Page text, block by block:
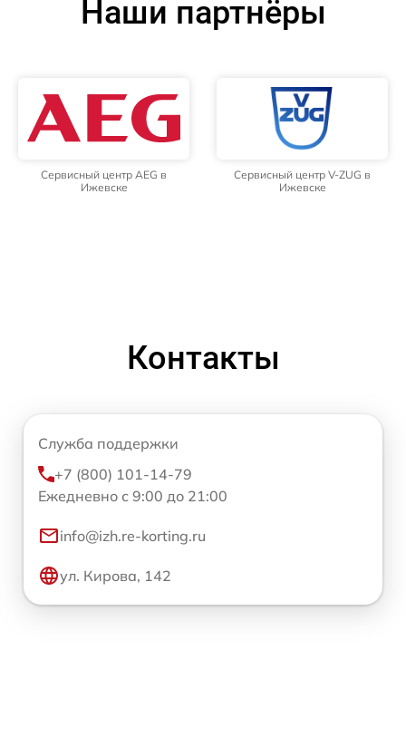
Наши партнёры
Сервисный центр AEG в
Ижевске
Сервисный центр V-ZUG в
Ижевске
Контакты
Служба поддержки
+7 (800) 101-14-79
Ежедневно с 9:00 до 21:00
info@izh.re-korting.ru
ул. Кирова, 142